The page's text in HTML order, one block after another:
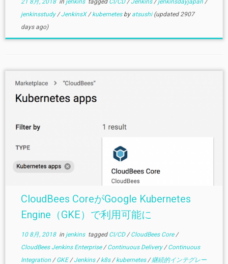
21 8月, 2018in jenkins tagged CI/CD/Jenkins/jenkinsdayjapan /
jenkinsstudy/JenkinsX/kubernetes by atsushi(updated 2907
days ago)
CloudBees CoreがGoogle Kubernetes
Engine（GKE）で利用可能に
10 8月, 2018in jenkins tagged CI/CD/CloudBees Core/
CloudBees Jenkins Enterprise/Continuous Delivery/Continuous
Integration /GKE/Jenkins/k8s/kubernetes/継続的インテグレー